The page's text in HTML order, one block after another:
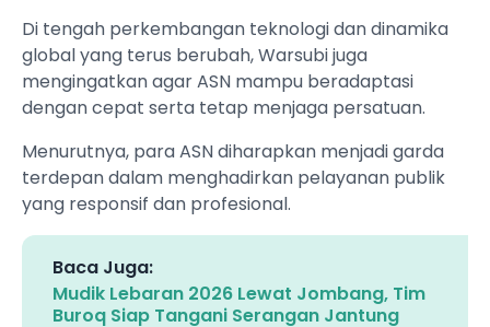
Di tengah perkembangan teknologi dan dinamika
global yang terus berubah, Warsubi juga
mengingatkan agar ASN mampu beradaptasi
dengan cepat serta tetap menjaga persatuan.
Menurutnya, para ASN diharapkan menjadi garda
terdepan dalam menghadirkan pelayanan publik
yang responsif dan profesional.
Baca Juga:
Mudik Lebaran 2026 Lewat Jombang, Tim
Buroq Siap Tangani Serangan Jantung